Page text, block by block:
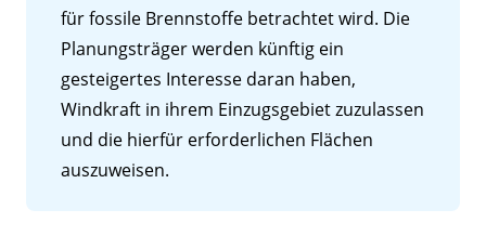
für fossile Brennstoffe betrachtet wird. Die
Planungsträger werden künftig ein
gesteigertes Interesse daran haben,
Windkraft in ihrem Einzugsgebiet zuzulassen
und die hierfür erforderlichen Flächen
auszuweisen.